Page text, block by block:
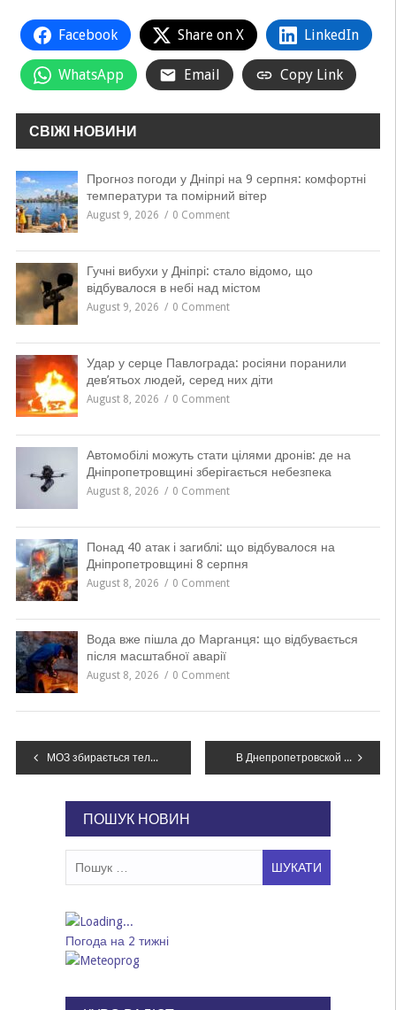
Facebook Share on X LinkedIn
WhatsApp Email Copy Link
СВІЖІ НОВИНИ
Прогноз погоди у Дніпрі на 9 серпня: комфортні
температури та помірний вітер
August 9, 2026 0 Comment
Гучні вибухи у Дніпрі: стало відомо, що
відбувалося в небі над містом
August 9, 2026 0 Comment
Удар у серце Павлограда: росіяни поранили
дев’ятьох людей, серед них діти
August 8, 2026 0 Comment
Автомобілі можуть стати цілями дронів: де на
Дніпропетровщині зберігається небезпека
August 8, 2026 0 Comment
Понад 40 атак і загиблі: що відбувалося на
Дніпропетровщині 8 серпня
August 8, 2026 0 Comment
Вода вже пішла до Марганця: що відбувається
після масштабної аварії
August 8, 2026 0 Comment
Навігація
МОЗ збирається телефонувати громадянам, які повернулися з Китаю В Днепропетровской области задержали мужчину, который стрелял в полицейских, – ФОТО
ПОШУК НОВИН
Погода на 2 тижні